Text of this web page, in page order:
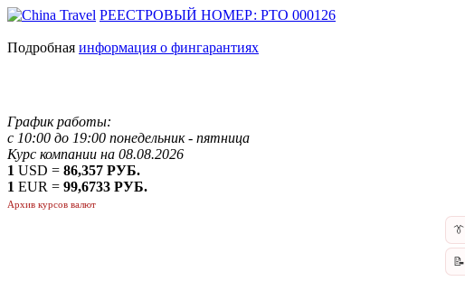
РЕЕСТРОВЫЙ НОМЕР: РТО 000126
Подробная информация о фингарантиях
График работы:
с 10:00 до 19:00 понедельник - пятница
Курс компании на 08.08.2026
1 USD = 86,357 РУБ.
1 EUR = 99,6733 РУБ.
Архив курсов валют
👔
📝